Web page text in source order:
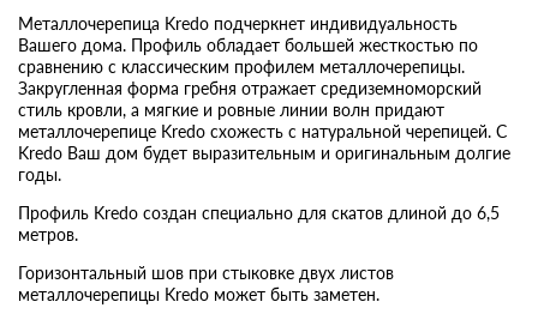
Металлочерепица Kredo подчеркнет индивидуальность
Вашего дома. Профиль обладает большей жесткостью по
сравнению с классическим профилем металлочерепицы.
Закругленная форма гребня отражает средиземноморский
стиль кровли, а мягкие и ровные линии волн придают
металлочерепице Kredo схожесть с натуральной черепицей. С
Kredo Ваш дом будет выразительным и оригинальным долгие
годы.
Профиль Kredo создан специально для скатов длиной до 6,5
метров.
Горизонтальный шов при стыковке двух листов
металлочерепицы Kredo может быть заметен.